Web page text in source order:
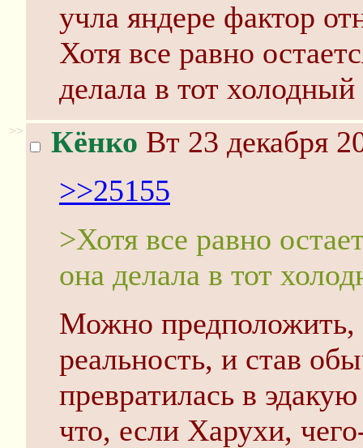
учла яндере фактор
Хотя все равно
делала в тот
>> Кёнко Вт 23 декабря
>>25155
>Хотя все равно
она делала в тот
Можно
реальность, и став
превратилась в
что, если Харухи,